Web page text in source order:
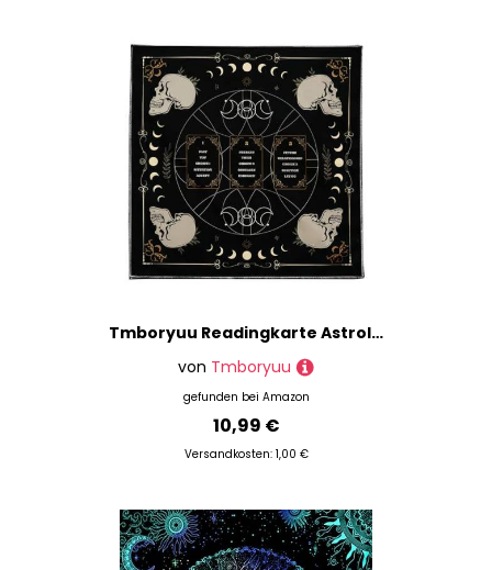
Tmboryuu Readingkarte Astrologys Tischdecke Altäre Stoff Quadratische Göttisch Kartentisch Stoff Hexerei
von Tmboryuu
gefunden bei Amazon
10,99 €
Versandkosten: 1,00 €